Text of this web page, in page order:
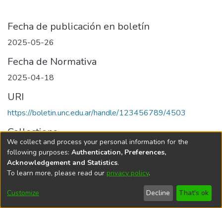
Fecha de publicación en boletín
2025-05-26
Fecha de Normativa
2025-04-18
URI
https://boletin.unc.edu.ar/handle/123456789/4503
Collections
Edición 001/2025 del 26 de mayo de 2025
Universidad Nacional de Córdoba
We collect and process your personal information for the
following purposes: Authentication, Preferences,
Acknowledgement and Statistics.
To learn more, please read our privacy policy.
Customize Decline That's ok